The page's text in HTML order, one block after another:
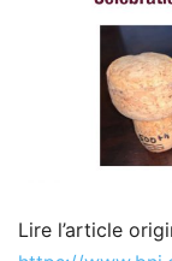
Lire l’article